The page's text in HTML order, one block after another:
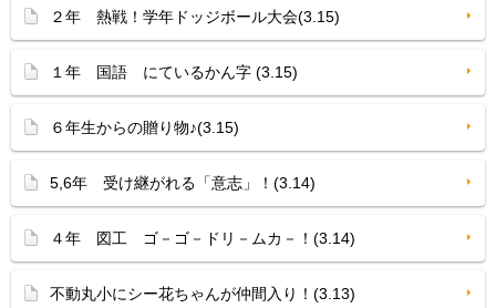
２年 熱戦！学年ドッジボール大会(3.15)
１年 国語 にているかん字 (3.15)
６年生からの贈り物♪(3.15)
5,6年 受け継がれる「意志」！(3.14)
４年 図工 ゴ－ゴ－ドリ－ムカ－！(3.14)
不動丸小にシー花ちゃんが仲間入り！(3.13)